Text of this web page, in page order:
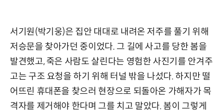
서기원(박기웅)은 집안 대대로 내려온 저주를 풀기 위해
저승문을 찾아가던 중이었다. 그 길에 사고를 당한 봄을
발견했고, 죽은 사람도 살린다는 영험한 사진기를 안겨주
고는 구조 요청을 하기 위해 터널 밖을 나섰다. 하지만 떨
어뜨린 휴대폰을 찾으러 현장으로 되돌아온 가해자가 목
격자를 제거해야 한다며 그를 치고 말았다. 봄이 그렇게